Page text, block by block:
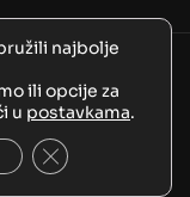
najbolje
ili opcije za
u postavkama.
Close GDPR